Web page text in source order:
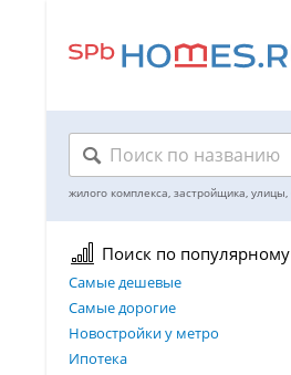
Поиск по популярному
Самые дешевые
Самые дорогие
Новостройки у метро
Ипотека